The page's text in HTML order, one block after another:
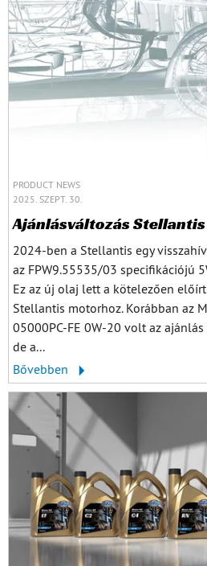
PRODUCT NEWS
2025. SZEPT. 30.
Ajánlásváltozás
2024-ben a Stellantis egy
az FPW9.55535/03 specifikációjú
Ez az új olaj lett a kötelezően
Stellantis motorhoz. Korábban az
05000PC-FE 0W-20 volt az
de a...
Bővebben